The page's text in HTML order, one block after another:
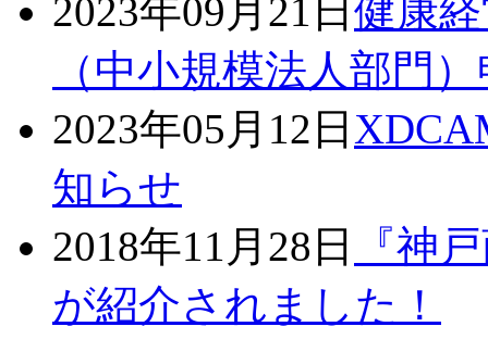
2023年09月21日 健康
（中小規模法人部門
2023年05月12日
知らせ
2018年11月28日
『神
が紹介されました！